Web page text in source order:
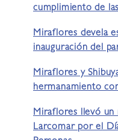
cumplimiento de
Miraflores devela
inauguración del
Miraflores y
hermanamiento
Miraflores llevó un
Larcomar por el